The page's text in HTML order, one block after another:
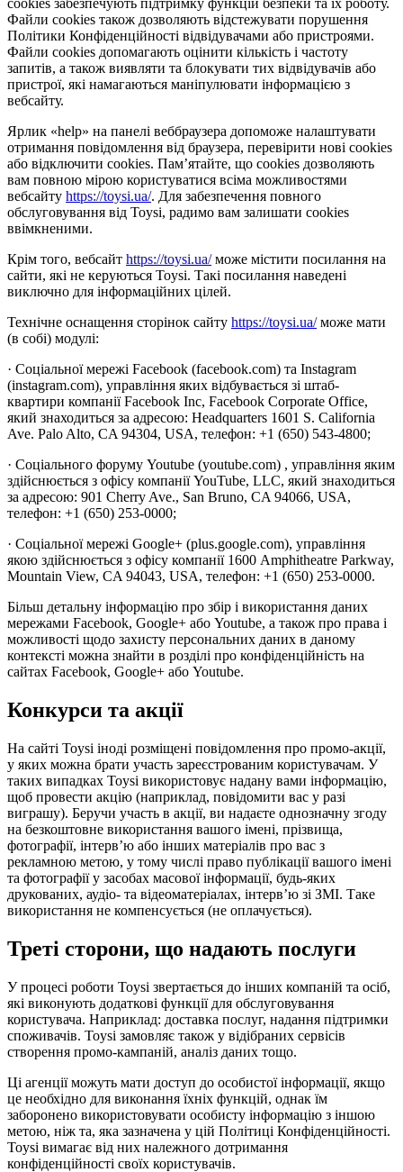
Файли cookies також дозволяють відстежувати порушення
Політики Конфіденційності відвідувачами або пристроями.
Файли cookies допомагають оцінити кількість і частоту
запитів, а також виявляти та блокувати тих відвідувачів або
пристрої, які намагаються маніпулювати інформацією з
вебсайту.
Ярлик «help» на панелі веббраузера допоможе налаштувати
отримання повідомлення від браузера, перевірити нові cookies
або відключити cookies. Пам’ятайте, що cookies дозволяють
вам повною мірою користуватися всіма можливостями
вебсайту https://toysi.ua/. Для забезпечення повного
обслуговування від Toysi, радимо вам залишати cookies
ввімкненими.
Крім того, вебсайт https://toysi.ua/може містити посилання на
сайти, які не керуються Toysi. Такі посилання наведені
виключно для інформаційних цілей.
Технічне оснащення сторінок сайту https://toysi.ua/може мати
(в собі) модулі:
· Соціальної мережі Facebook (facebook.com) та Instagram
(instagram.com), управління яких відбувається зі штаб-
квартири компанії Facebook Inc, Facebook Corporate Office,
який знаходиться за адресою: Headquarters 1601 S. California
Ave. Palo Alto, CA 94304, USA, телефон: +1 (650) 543-4800;
· Соціального форуму Youtube (youtube.com) , управління яким
здійснюється з офісу компанії YouTube, LLC, який знаходиться
за адресою: 901 Cherry Ave., San Bruno, CA 94066, USA,
телефон: +1 (650) 253-0000;
· Соціальної мережі Google+ (plus.google.com), управління
якою здійснюється з офісу компанії 1600 Amphitheatre Parkway,
Mountain View, CA 94043, USA, телефон: +1 (650) 253-0000.
Більш детальну інформацію про збір і використання даних
мережами Facebook, Google+ або Youtube, а також про права і
можливості щодо захисту персональних даних в даному
контексті можна знайти в розділі про конфіденційність на
сайтах Facebook, Google+ або Youtube.
Конкурси та акції
На сайті Toysi іноді розміщені повідомлення про промо-акції,
у яких можна брати участь зареєстрованим користувачам. У
таких випадках Toysi використовує надану вами інформацію,
щоб провести акцію (наприклад, повідомити вас у разі
виграшу). Беручи участь в акції, ви надаєте однозначну згоду
на безкоштовне використання вашого імені, прізвища,
фотографії, інтерв’ю або інших матеріалів про вас з
рекламною метою, у тому числі право публікації вашого імені
та фотографії у засобах масової інформації, будь-яких
друкованих, аудіо- та відеоматеріалах, інтерв’ю зі ЗМІ. Таке
використання не компенсується (не оплачується).
Треті сторони, що надають послуги
У процесі роботи Toysi звертається до інших компаній та осіб,
які виконують додаткові функції для обслуговування
користувача. Наприклад: доставка послуг, надання підтримки
споживачів. Toysi замовляє також у відібраних сервісів
створення промо-кампаній, аналіз даних тощо.
Ці агенції можуть мати доступ до особистої інформації, якщо
це необхідно для виконання їхніх функцій, однак їм
заборонено використовувати особисту інформацію з іншою
метою, ніж та, яка зазначена у цій Політиці Конфіденційності.
Toysi вимагає від них належного дотримання
конфіденційності своїх користувачів.